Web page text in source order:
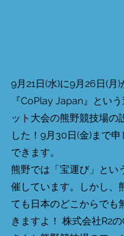
9月21日(水)に9月26日(月)
『CoPlay Japan』とい
ット大会の熊野競技場の
した！9月30日(金)まで
できます。
熊野では「宝運び」とい
催しています。しかし、
ても日本のどこからでも
きますよ！ 株式会社R2